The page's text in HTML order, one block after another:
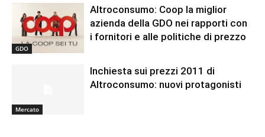
GDO
Altroconsumo: Coop la miglior
azienda della GDO nei rapporti con
i fornitori e alle politiche di prezzo
Mercato
Inchiesta sui prezzi 2011 di
Altroconsumo: nuovi protagonisti